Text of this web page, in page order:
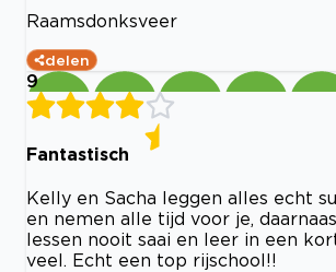
Raamsdonksveer
delen
9
Fantastisch
Kelly en Sacha leggen alles echt
en nemen alle tijd voor je,
lessen nooit saai en leer in een
veel. Echt een top rijschool!!